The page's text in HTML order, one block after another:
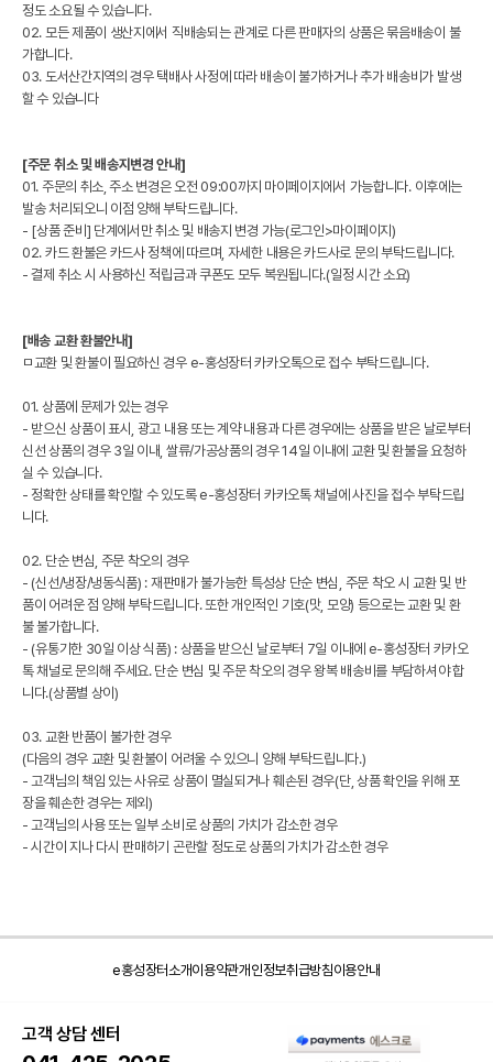
정도 소요될 수 있습니다.
02. 모든 제품이 생산지에서 직배송되는 관계로 다른 판매자의 상품은 묶음배송이 불
가합니다.
03. 도서산간지역의 경우 택배사 사정에 따라 배송이 불가하거나 추가 배송비가 발생
할 수 있습니다
[주문 취소 및 배송지변경 안내]
01. 주문의 취소, 주소 변경은 오전 09:00까지 마이페이지에서 가능합니다. 이후에는
발송 처리되오니 이점 양해 부탁드립니다.
- [상품 준비] 단계에서만 취소 및 배송지 변경 가능(로그인>마이페이지)
02. 카드 환불은 카드사 정책에 따르며, 자세한 내용은 카드사로 문의 부탁드립니다.
- 결제 취소 시 사용하신 적립금과 쿠폰도 모두 복원됩니다.(일정 시간 소요)
[배송 교환 환불안내]
ㅁ교환 및 환불이 필요하신 경우 e-홍성장터 카카오톡으로 접수 부탁드립니다.
01. 상품에 문제가 있는 경우
- 받으신 상품이 표시, 광고 내용 또는 계약 내용과 다른 경우에는 상품을 받은 날로부터
신선 상품의 경우 3일 이내, 쌀류/가공상품의 경우 14일 이내에 교환 및 환불을 요청하
실 수 있습니다.
- 정확한 상태를 확인할 수 있도록 e-홍성장터 카카오톡 채널에 사진을 접수 부탁드립
니다.
02. 단순 변심, 주문 착오의 경우
- (신선/냉장/냉동식품) : 재판매가 불가능한 특성상 단순 변심, 주문 착오 시 교환 및 반
품이 어려운 점 양해 부탁드립니다. 또한 개인적인 기호(맛, 모양) 등으로는 교환 및 환
불 불가합니다.
- (유통기한 30일 이상 식품) : 상품을 받으신 날로부터 7일 이내에 e-홍성장터 카카오
톡 채널로 문의해 주세요. 단순 변심 및 주문 착오의 경우 왕복 배송비를 부담하셔야 합
니다.(상품별 상이)
03. 교환 반품이 불가한 경우
(다음의 경우 교환 및 환불이 어려울 수 있으니 양해 부탁드립니다.)
- 고객님의 책임 있는 사유로 상품이 멸실되거나 훼손된 경우(단, 상품 확인을 위해 포
장을 훼손한 경우는 제외)
- 고객님의 사용 또는 일부 소비로 상품의 가치가 감소한 경우
- 시간이 지나 다시 판매하기 곤란할 정도로 상품의 가치가 감소한 경우
e홍성장터소개이용약관개인정보취급방침이용안내
고객 상담 센터